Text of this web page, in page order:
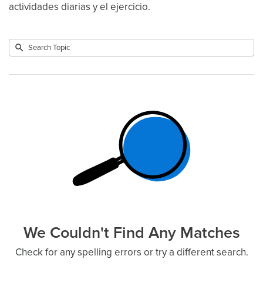
actividades diarias y el ejercicio.
NoSearch
Submit
We Couldn't Find Any Matches
Check for any spelling errors or try a different search.